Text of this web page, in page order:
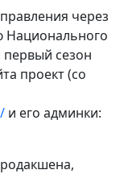
через
Национального
сезон
проект (со
и его админки: